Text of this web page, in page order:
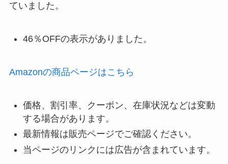
ていました。
46％OFFの表示がありました。
Amazonの商品ページはこちら
価格、割引率、クーポン、在庫状況などは変動
する場合があります。
最新情報は販売ページでご確認ください。
当ページのリンクには広告が含まれています。